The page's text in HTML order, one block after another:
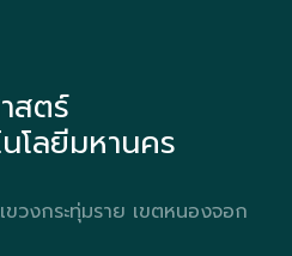
สตร์
โลยีมหานคร
วงกระทุ่มราย เขตหนองจอก